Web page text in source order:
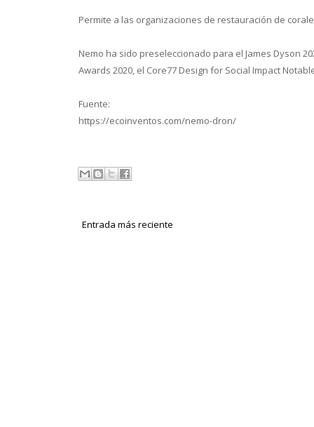
Permite a las organizaciones de restauración de
Nemo ha sido preseleccionado para el James Dyson
Awards 2020, el Core77 Design for Social Impact
Fuente:
https://ecoinventos.com/nemo-dron/
Entrada más reciente